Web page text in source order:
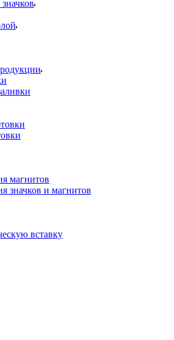
магнитов
значков и магнитов
вставку